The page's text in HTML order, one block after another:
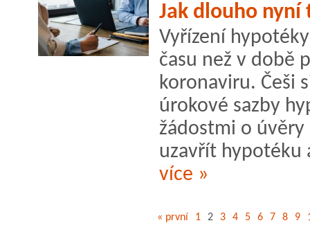
Jak dlouho nyní
Vyřízení
času než v době
koronaviru. Češi
úrokové sazby
žádostmi o
uzavřít hypotéku
více »
« první 1 2 3 4 5 6 7 8 9